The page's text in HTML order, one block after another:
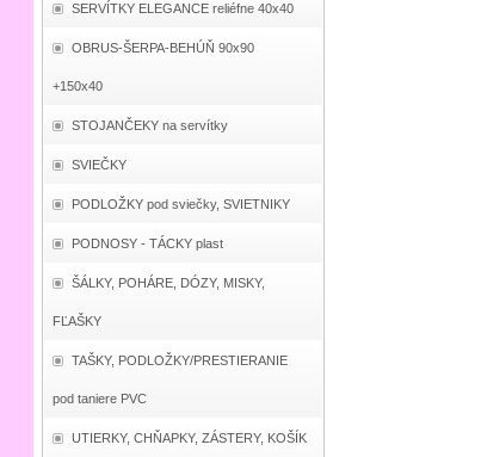
SERVÍTKY ELEGANCE reliéfne 40x40
OBRUS-ŠERPA-BEHÚŇ 90x90
+150x40
STOJANČEKY na servítky
SVIEČKY
PODLOŽKY pod sviečky, SVIETNIKY
PODNOSY - TÁCKY plast
ŠÁLKY, POHÁRE, DÓZY, MISKY,
FĽAŠKY
TAŠKY, PODLOŽKY/PRESTIERANIE
pod taniere PVC
UTIERKY, CHŇAPKY, ZÁSTERY, KOŠÍK